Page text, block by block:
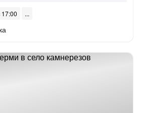
17:00